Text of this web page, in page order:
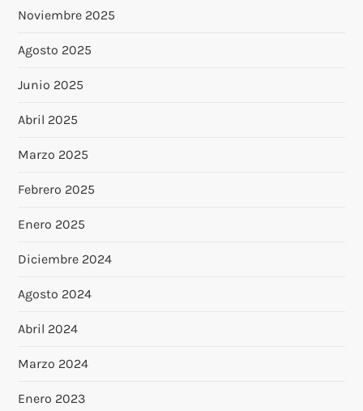
Noviembre 2025
Agosto 2025
Junio 2025
Abril 2025
Marzo 2025
Febrero 2025
Enero 2025
Diciembre 2024
Agosto 2024
Abril 2024
Marzo 2024
Enero 2023